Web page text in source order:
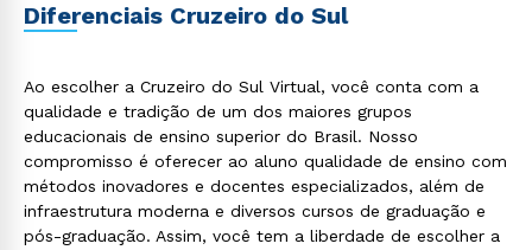
Diferenciais Cruzeiro do Sul
Ao escolher a Cruzeiro do Sul Virtual, você conta com a
qualidade e tradição de um dos maiores grupos
educacionais de ensino superior do Brasil. Nosso
compromisso é oferecer ao aluno qualidade de ensino com
métodos inovadores e docentes especializados, além de
infraestrutura moderna e diversos cursos de graduação e
pós-graduação. Assim, você tem a liberdade de escolher a